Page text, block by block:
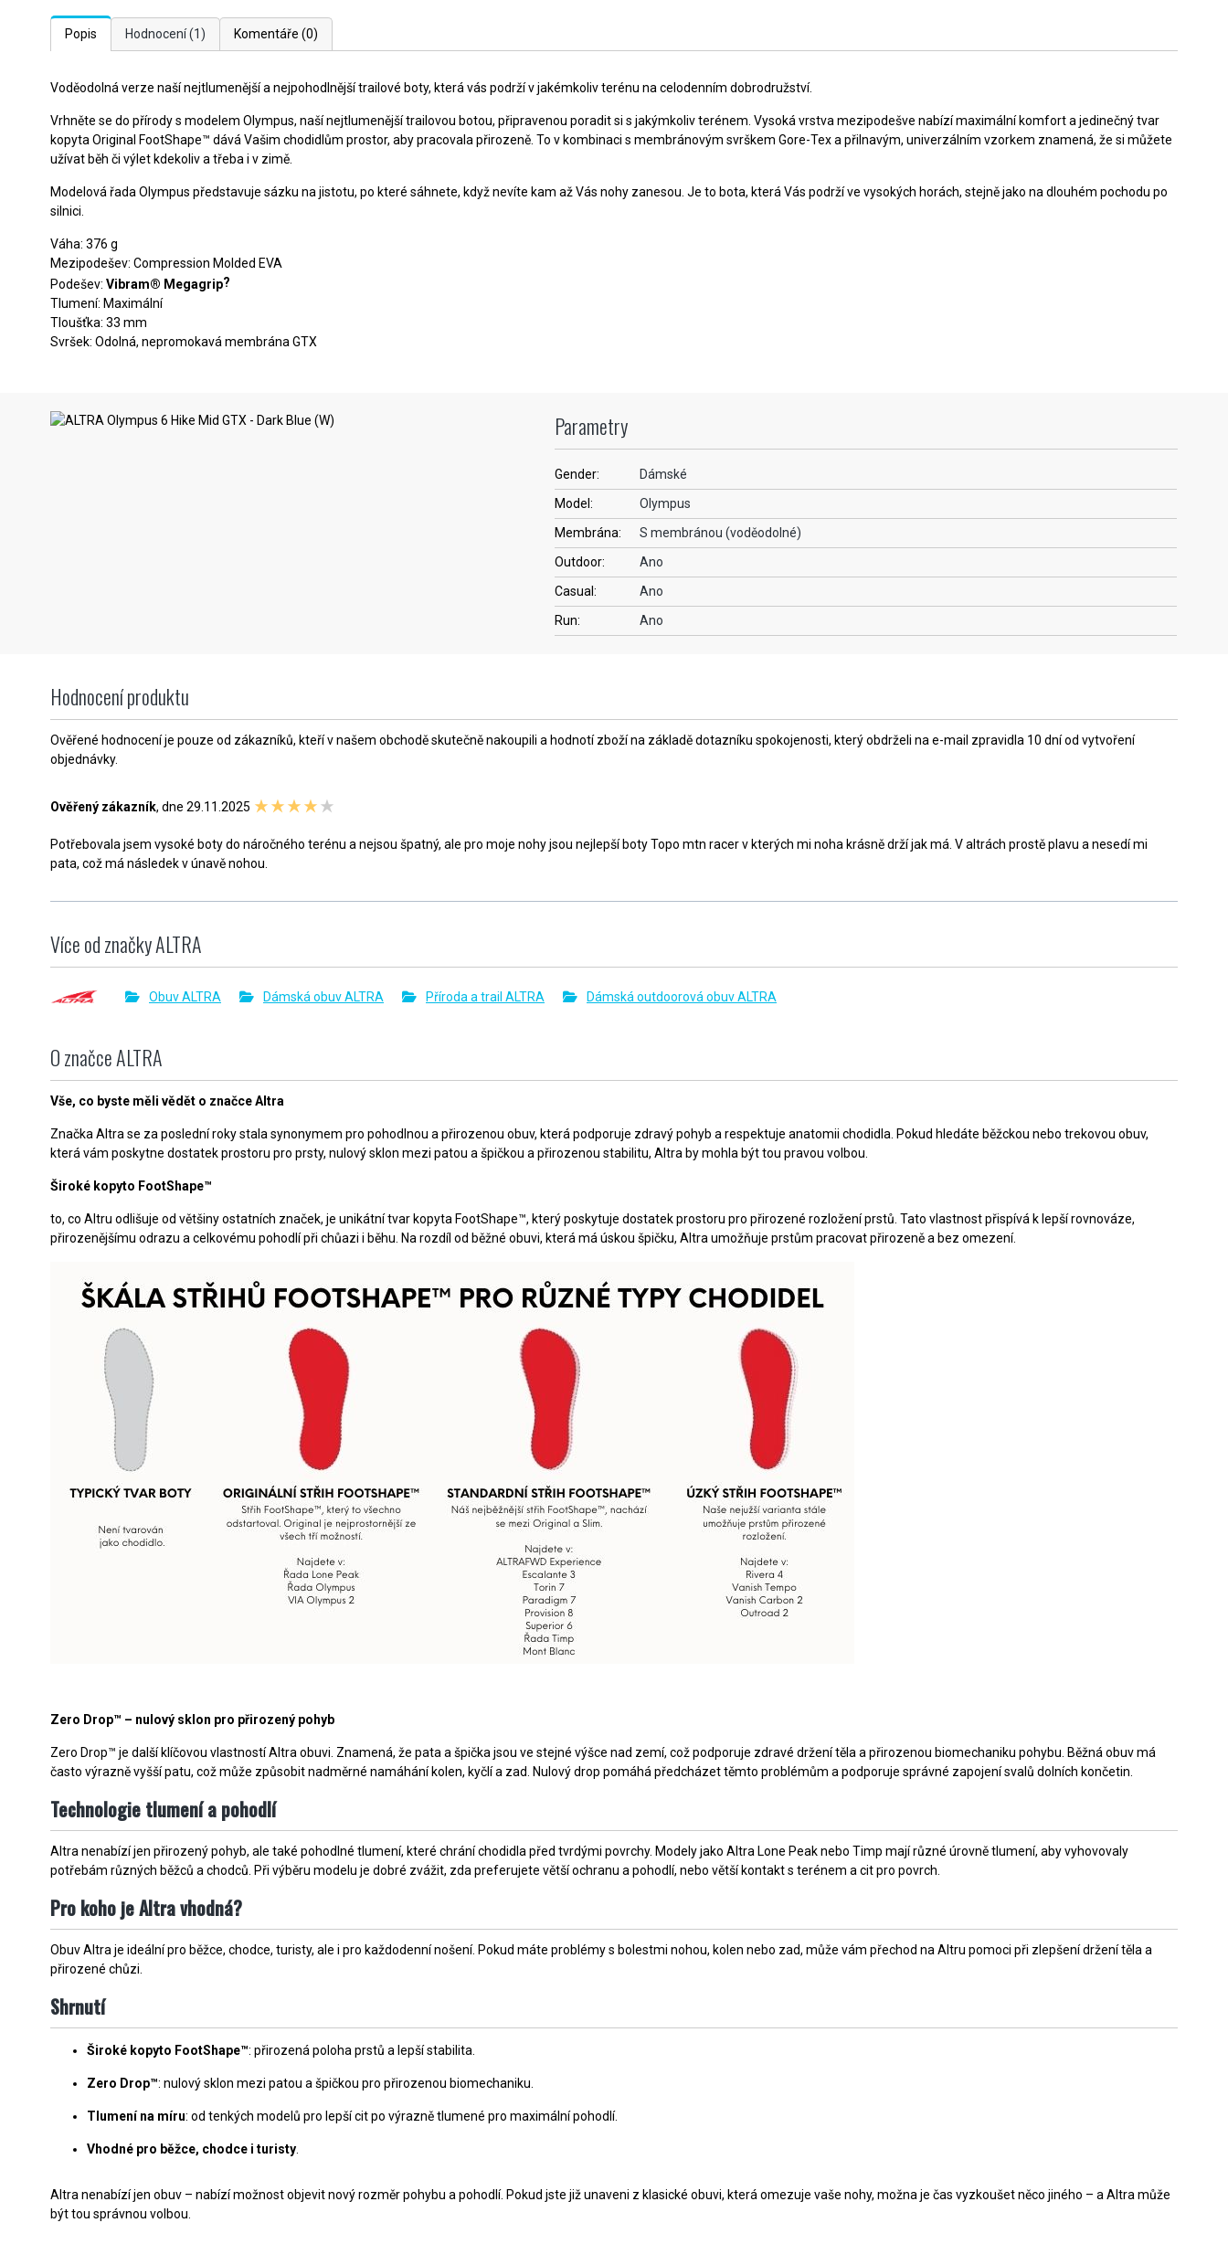
Popis Hodnocení(1) Komentáře (0)
Voděodolná verze naší nejtlumenější a nejpohodlnější trailové boty, která vás podrží v jakémkoliv terénu na celodenním dobrodružství.
Vrhněte se do přírody s modelem Olympus, naší nejtlumenější trailovou botou, připravenou poradit si s jakýmkoliv terénem. Vysoká vrstva mezipodešve nabízí maximální komfort a jedinečný tvar
kopyta Original FootShape™ dává Vašim chodidlům prostor, aby pracovala přirozeně. To v kombinaci s membránovým svrškem Gore-Tex a přilnavým, univerzálním vzorkem znamená, že si můžete
užívat běh či výlet kdekoliv a třeba i v zimě.
Modelová řada Olympus představuje sázku na jistotu, po které sáhnete, když nevíte kam až Vás nohy zanesou. Je to bota, která Vás podrží ve vysokých horách, stejně jako na dlouhém pochodu po
silnici.
Váha: 376 g
Mezipodešev: Compression Molded EVA
Podešev: Vibram® Megagrip?
Tlumení: Maximální
Tloušťka: 33 mm
Svršek: Odolná, nepromokavá membrána GTX
Parametry
Gender:
Dámské
Model:
Olympus
Membrána:
S membránou (voděodolné)
Outdoor:
Ano
Casual:
Ano
Run:
Ano
Hodnocení produktu
Ověřené hodnocení je pouze od zákazníků, kteří v našem obchodě skutečně nakoupili a hodnotí zboží na základě dotazníku spokojenosti, který obdrželi na e-mail zpravidla 10 dní od vytvoření
objednávky.
Ověřený zákazník, dne 29.11.2025
Potřebovala jsem vysoké boty do náročného terénu a nejsou špatný, ale pro moje nohy jsou nejlepší boty Topo mtn racer v kterých mi noha krásně drží jak má. V altrách prostě plavu a nesedí mi
pata, což má následek v únavě nohou.
Více od značky ALTRA
Obuv ALTRA Dámská obuv ALTRA Příroda a trail ALTRA Dámská outdoorová obuv ALTRA
O značce ALTRA
Vše, co byste měli vědět o značce Altra
Značka Altra se za poslední roky stala synonymem pro pohodlnou a přirozenou obuv, která podporuje zdravý pohyb a respektuje anatomii chodidla. Pokud hledáte běžckou nebo trekovou obuv,
která vám poskytne dostatek prostoru pro prsty, nulový sklon mezi patou a špičkou a přirozenou stabilitu, Altra by mohla být tou pravou volbou.
Široké kopyto FootShape™
to, co Altru odlišuje od většiny ostatních značek, je unikátní tvar kopyta FootShape™, který poskytuje dostatek prostoru pro přirozené rozložení prstů. Tato vlastnost přispívá k lepší rovnováze,
přirozenějšímu odrazu a celkovému pohodlí při chůazi i běhu. Na rozdíl od běžné obuvi, která má úskou špičku, Altra umožňuje prstům pracovat přirozeně a bez omezení.
Zero Drop™ – nulový sklon pro přirozený pohyb
Zero Drop™ je další klíčovou vlastností Altra obuvi. Znamená, že pata a špička jsou ve stejné výšce nad zemí, což podporuje zdravé držení těla a přirozenou biomechaniku pohybu. Běžná obuv má
často výrazně vyšší patu, což může způsobit nadměrné namáhání kolen, kyčlí a zad. Nulový drop pomáhá předcházet těmto problémům a podporuje správné zapojení svalů dolních končetin.
Technologie tlumení a pohodlí
Altra nenabízí jen přirozený pohyb, ale také pohodlné tlumení, které chrání chodidla před tvrdými povrchy. Modely jako Altra Lone Peak nebo Timp mají různé úrovně tlumení, aby vyhovovaly
potřebám různých běžců a chodců. Při výběru modelu je dobré zvážit, zda preferujete větší ochranu a pohodlí, nebo větší kontakt s terénem a cit pro povrch.
Pro koho je Altra vhodná?
Obuv Altra je ideální pro běžce, chodce, turisty, ale i pro každodenní nošení. Pokud máte problémy s bolestmi nohou, kolen nebo zad, může vám přechod na Altru pomoci při zlepšení držení těla a
přirozené chůzi.
Shrnutí
Široké kopyto FootShape™: přirozená poloha prstů a lepší stabilita.
Zero Drop™: nulový sklon mezi patou a špičkou pro přirozenou biomechaniku.
Tlumení na míru: od tenkých modelů pro lepší cit po výrazně tlumené pro maximální pohodlí.
Vhodné pro běžce, chodce i turisty
Altra nenabízí jen obuv – nabízí možnost objevit nový rozměr pohybu a pohodlí. Pokud jste již unaveni z klasické obuvi, která omezuje vaše nohy, možna je čas vyzkoušet něco jiného – a Altra může
být tou správnou volbou.